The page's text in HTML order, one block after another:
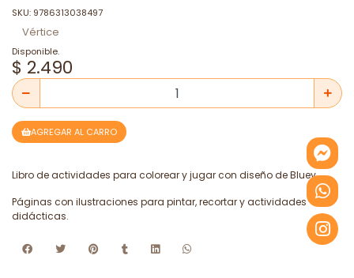
SKU: 9786313038497
Vértice
Disponible.
$ 2.490
AGREGAR AL CARRO
Libro de actividades para colorear y jugar con diseño de Bluey.
Páginas con ilustraciones para pintar, recortar y actividades
didácticas.